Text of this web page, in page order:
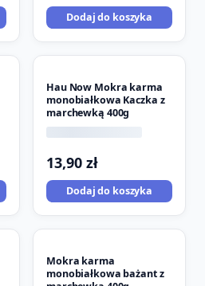
Dodaj do koszyka
Hau Now Mokra karma
monobiałkowa Kaczka z
marchewką 400g
13,90 zł
Dodaj do koszyka
Mokra karma
monobiałkowa bażant z